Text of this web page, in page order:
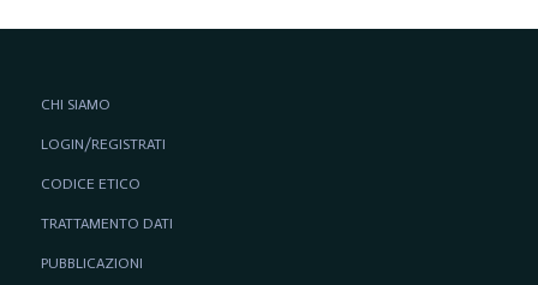
CHI SIAMO
LOGIN/REGISTRATI
CODICE ETICO
TRATTAMENTO DATI
PUBBLICAZIONI